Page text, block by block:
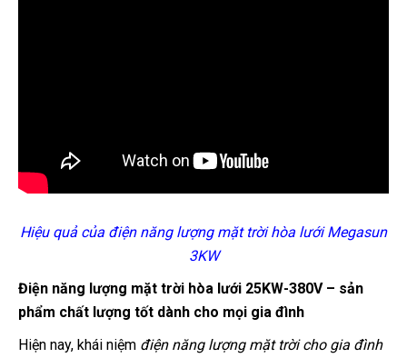
Hiệu quả của điện năng lượng mặt trời hòa lưới Megasun
3KW
Điện năng lượng mặt trời hòa lưới 25KW-380V – sản
phẩm chất lượng tốt dành cho mọi gia đình
Hiện nay, khái niệm điện năng lượng mặt trời cho gia đình